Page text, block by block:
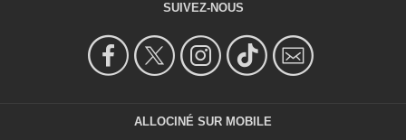
SUIVEZ-NOUS
ALLOCINÉ SUR MOBILE